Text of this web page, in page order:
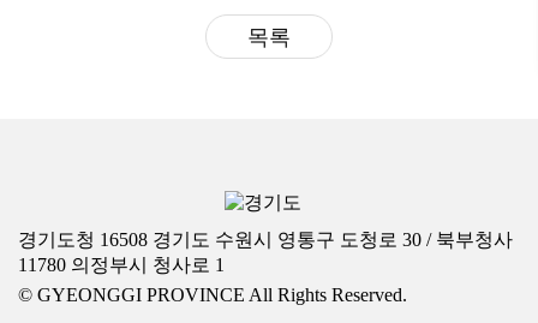
목록
경기도청 16508 경기도 수원시 영통구 도청로 30 / 북부청사
11780 의정부시 청사로 1
© GYEONGGI PROVINCE All Rights Reserved.